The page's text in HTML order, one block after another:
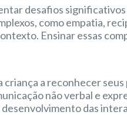
desafios
como empatia,
Ensinar essas
criança a reconhecer
não verbal e
das